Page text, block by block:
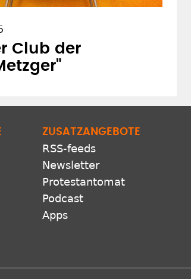
Club der
ZUSATZANGEBOTE
RSS-feeds
Newsletter
Protestantomat
Podcast
Apps